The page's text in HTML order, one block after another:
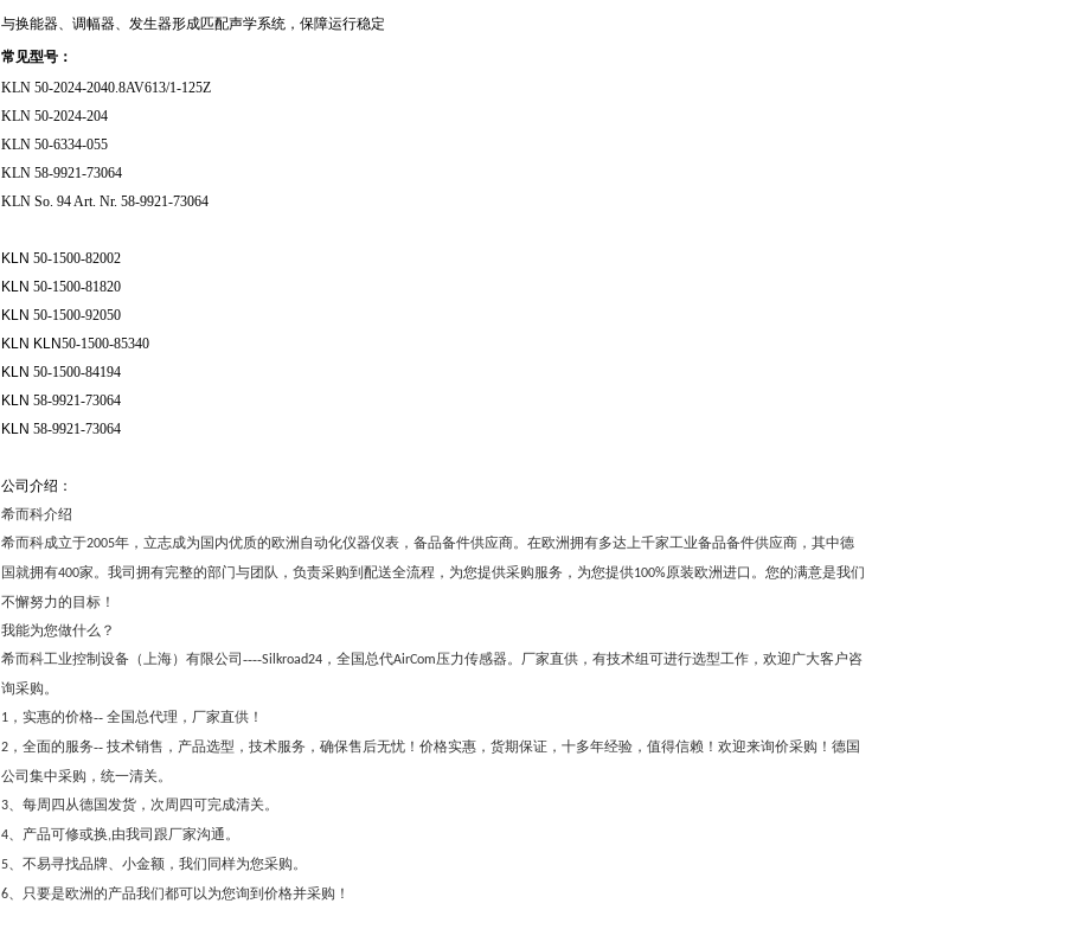
与换能器、调幅器、发生器形成匹配声学系统，保障运行稳定
常见型号：
KLN 50-2024-2040.8AV613/1-125Z
KLN 50-2024-204
KLN 50-6334-055
KLN 58-9921-73064
KLN So. 94 Art. Nr. 58-9921-73064
KLN 50-1500-82002
KLN 50-1500-81820
KLN 50-1500-92050
KLN KLN50-1500-85340
KLN 50-1500-84194
KLN 58-9921-73064
KLN 58-9921-73064
公司介绍：
希而科介绍
希而科成立于2005年，立志成为国内优质的欧洲自动化仪器仪表，备品备件供应商。在欧洲拥有多达上千家工业备品备件供应商，其中德
国就拥有400家。我司拥有完整的部门与团队，负责采购到配送全流程，为您提供采购服务，为您提供100%原装欧洲进口。您的满意是我们
不懈努力的目标！
我能为您做什么？
希而科工业控制设备（上海）有限公司----Silkroad24 ，全国总代AirCom压力传感器。厂家直供，有技术组可进行选型工作，欢迎广大客户咨
询采购。
1 ，实惠的价格-- 全国总代理，厂家直供！
2 ，全面的服务-- 技术销售，产品选型，技术服务，确保售后无忧！价格实惠，货期保证，十多年经验，值得信赖！欢迎来询价采购！德国
公司集中采购，统一清关。
3、每周四从德国发货，次周四可完成清关。
4、产品可修或换,由我司跟厂家沟通。
5、不易寻找品牌、小金额，我们同样为您采购。
6、只要是欧洲的产品我们都可以为您询到价格并采购！